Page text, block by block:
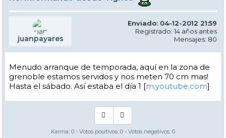
juanpayares
Enviado: 04-12-2012 21:59
Registrado: 14 años antes
Mensajes: 80
Menudo arranque de temporada, aquí en la zona de
grenoble estamos servidos y nos meten 70 cm mas!
Hasta el sábado. Así estaba el día 1 [m.youtube.com]
Karma: 0 - Votos positivos: 0 - Votos negativos: 0